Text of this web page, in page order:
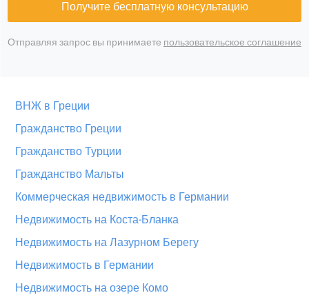
Получите бесплатную консультацию
Отправляя запрос вы принимаете пользовательское соглашение
ВНЖ в Греции
Гражданство Греции
Гражданство Турции
Гражданство Мальты
Коммерческая недвижимость в Германии
Недвижимость на Коста-Бланка
Недвижимость на Лазурном Берегу
Недвижимость в Германии
Недвижимость на озере Комо